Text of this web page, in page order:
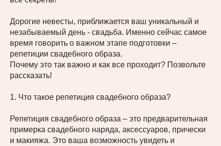
Дорогие невесты, приближается ваш уникальный и
незабываемый день - свадьба. Именно сейчас самое
время говорить о важном этапе подготовки –
репетиции свадебного образа.
Почему это так важно и как все проходит? Позвольте
рассказать!
1. Что такое репетиция свадебного образа?
Репетиция свадебного образа – это предварительная
примерка свадебного наряда, аксессуаров, прически
и макияжа. Это ваша возможность увидеть и